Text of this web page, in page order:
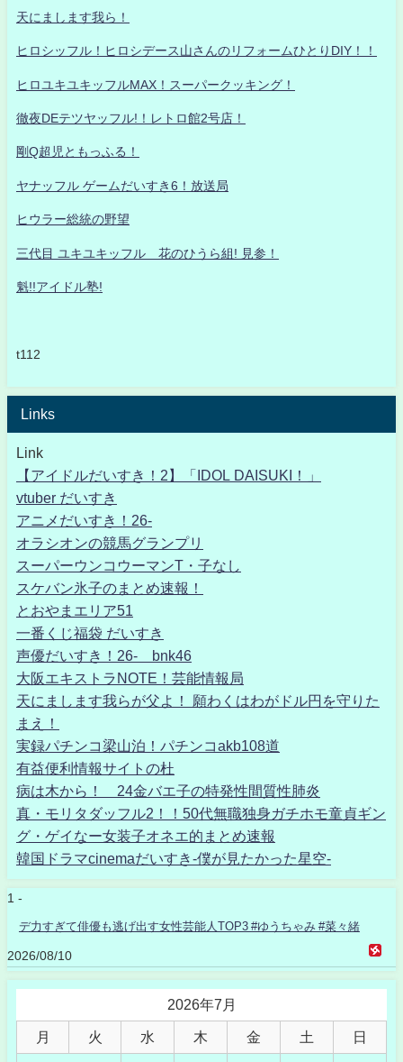
天にまします我ら！
ヒロシッフル！ヒロシデース山さんのリフォームひとりDIY！！
ヒロユキユキッフルMAX！スーパークッキング！
徹夜DEテツヤッフル!！レトロ館2号店！
剛Q超児ともっふる！
ヤナッフル ゲームだいすき6！放送局
ヒウラー総統の野望
三代目 ユキユキッフル 花のひうら組! 見参！
魁!!アイドル塾!
t112
Links
Link
【アイドルだいすき！2】「IDOL DAISUKI！」
vtuber だいすき
アニメだいすき！26-
オラシオンの競馬グランプリ
スーパーウンコウーマンT・子なし
スケバン氷子のまとめ速報！
とおやまエリア51
一番くじ福袋 だいすき
声優だいすき！26- bnk46
大阪エキストラNOTE！芸能情報局
天にまします我らが父よ！ 願わくはわがドル円を守りた
まえ！
実録パチンコ梁山泊！パチンコakb108道
有益便利情報サイトの杜
病は木から！ 24金バエ子の特発性間質性肺炎
真・モリタダッフル2！！50代無職独身ガチホモ童貞ギン
グ・ゲイなー女装子オネエ的まとめ速報
韓国ドラマcinemaだいすき-僕が見たかった星空-
1 -
デ力すぎて俳優も逃げ出す女性芸能人TOP3 #ゆうちゃみ #菜々緒
2026/08/10
2026年7月
月 火 水 木 金 土 日